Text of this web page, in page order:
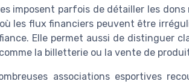
imposent parfois de détailler les dons
les flux financiers peuvent être
Elle permet aussi de distinguer
la billetterie ou la vente de
associations esportives